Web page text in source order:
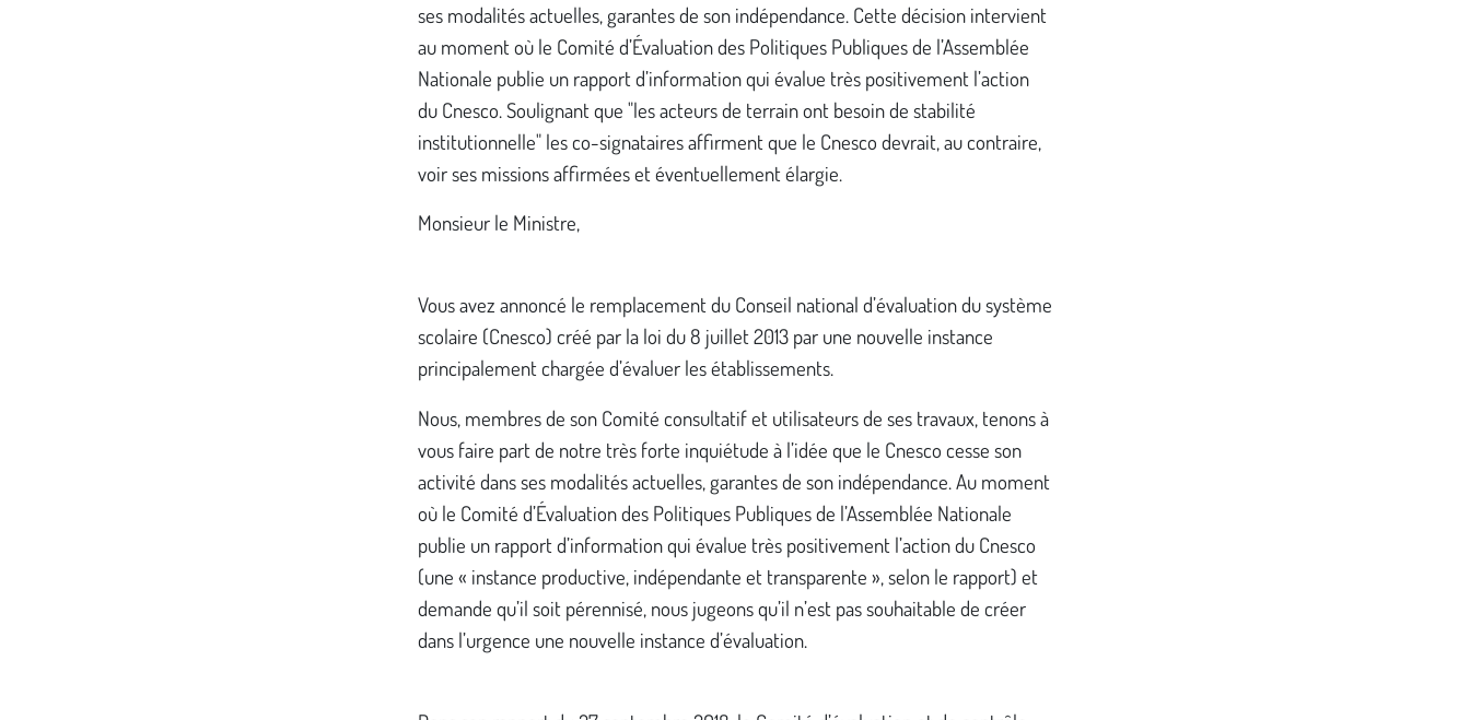
ses modalités actuelles, garantes de son indépendance. Cette décision intervient
au moment où le Comité d’Évaluation des Politiques Publiques de l’Assemblée
Nationale publie un rapport d’information qui évalue très positivement l’action
du Cnesco. Soulignant que "les acteurs de terrain ont besoin de stabilité
institutionnelle" les co-signataires affirment que le Cnesco devrait, au contraire,
voir ses missions affirmées et éventuellement élargie.
Monsieur le Ministre,
Vous avez annoncé le remplacement du Conseil national d’évaluation du système
scolaire (Cnesco) créé par la loi du 8 juillet 2013 par une nouvelle instance
principalement chargée d’évaluer les établissements.
Nous, membres de son Comité consultatif et utilisateurs de ses travaux, tenons à
vous faire part de notre très forte inquiétude à l’idée que le Cnesco cesse son
activité dans ses modalités actuelles, garantes de son indépendance. Au moment
où le Comité d’Évaluation des Politiques Publiques de l’Assemblée Nationale
publie un rapport d’information qui évalue très positivement l’action du Cnesco
(une « instance productive, indépendante et transparente », selon le rapport) et
demande qu’il soit pérennisé, nous jugeons qu’il n’est pas souhaitable de créer
dans l’urgence une nouvelle instance d’évaluation.